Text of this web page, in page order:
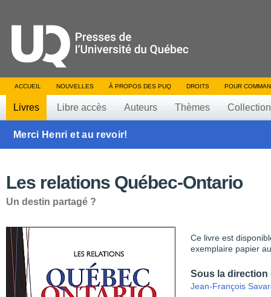
ACCUEIL NOUVELLES À PROPOS DES PUQ DROITS POUR
Livres Libre accès Auteurs Thèmes
Merci Henri et au revoir!
Les relations Québec-Ontario
Un destin partagé ?
Ce livre est
exemplaire papier
Sous la direction
Jean-François